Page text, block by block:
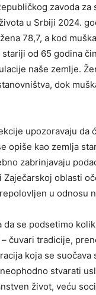
zavoda za
u Srbiji 2024.
78,7, a kod
od 65 godina
naše zemlje.
dok
upozoravaju da
opiše kao zemlja
zabrinjavaju
Zaječarskoj oblasti
u odnosu
da se podsetimo
čuvari tradicije,
koja se suočava
stvarati
život, veću